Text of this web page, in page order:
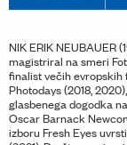
NIK ERIK NEUBAUER
magistriral na smeri
finalist večih evropskih
Photodays (2018,
glasbenega dogodka
Oscar Barnack
izboru Fresh Eyes